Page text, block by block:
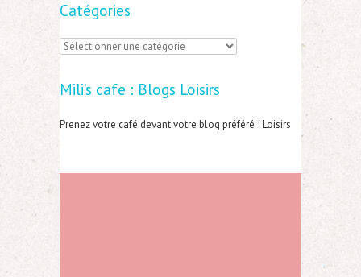
Catégories
C
t
é
o
Mili’s cafe : Blogs Loisirs
Prenez votre café devant votre blog préféré ! Loisirs